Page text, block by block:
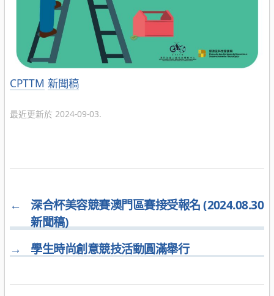
分
CPTTM 新聞稿
最近更新於 2024-09-03.
←
深合杯美容競賽澳門區賽接受報名 (2024.08.30
新聞稿)
→
學生時尚創意競技活動圓滿舉行